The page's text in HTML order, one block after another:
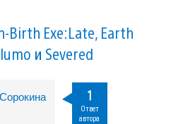
Birth Exe:Late, Earth
и Severed
1
Ответ
автора